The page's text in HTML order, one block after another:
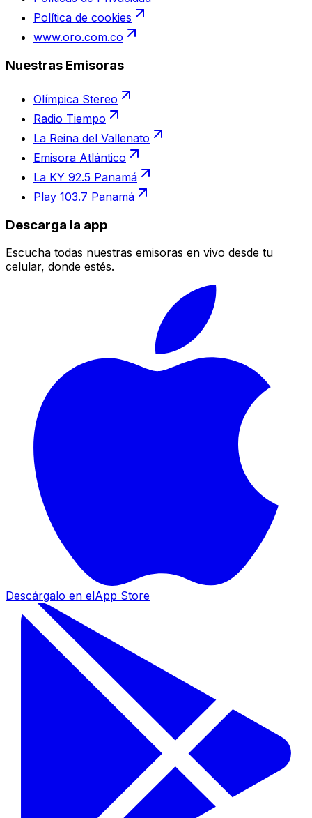
Política de cookies
www.oro.com.co
Nuestras Emisoras
Olímpica Stereo
Radio Tiempo
La Reina del Vallenato
Emisora Atlántico
La KY 92.5 Panamá
Play 103.7 Panamá
Descarga la app
Escucha todas nuestras emisoras en vivo desde tu
celular, donde estés.
Descárgalo en elApp Store